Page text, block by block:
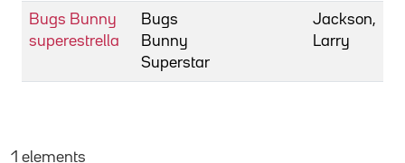
Bugs Bunny
superestrella
Bugs
Bunny
Superstar
Jackson,
Larry
1 elements